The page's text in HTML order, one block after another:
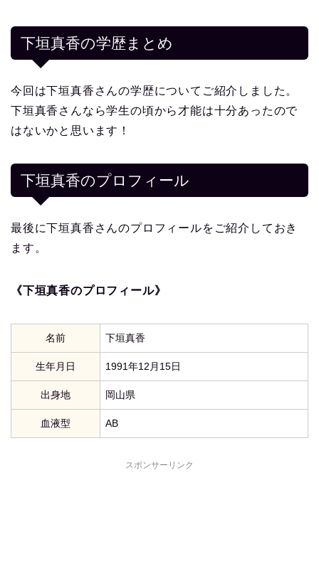
下垣真香の学歴まとめ
今回は下垣真香さんの学歴についてご紹介しました。
下垣真香さんなら学生の頃から才能は十分あったので
はないかと思います！
下垣真香のプロフィール
最後に下垣真香さんのプロフィールをご紹介しておき
ます。
《下垣真香のプロフィール》
名前 下垣真香
生年月日 1991年12月15日
出身地 岡山県
血液型 AB
スポンサーリンク